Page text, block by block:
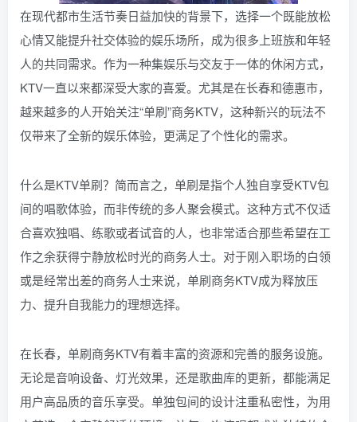
在现代都市生活节奏日益加快的背景下，选择一个既能放松
心情又能提升社交体验的娱乐场所，成为很多上班族和年轻
人的共同需求。作为一种集娱乐与交友于一体的休闲方式，
KTV一直以来都深受大家的喜爱。尤其是在长春和德惠市，
越来越多的人开始关注“单刷”商务KTV，这种新兴的玩法不
仅带来了全新的娱乐体验，更满足了个性化的需求。
什么是KTV单刷？简而言之，单刷是指个人独自享受KTV包
间的唱歌体验，而非传统的多人聚会模式。这种方式不仅适
合喜欢独唱、练歌或者试音的人，也非常适合那些希望在工
作之余获得宁静放松时光的商务人士。对于刚入职场的白领
或是经常出差的商务人士来说，单刷商务KTV成为释放压
力、提升自我能力的理想选择。
在长春，单刷商务KTV有着丰富的资源和完善的服务设施。
无论是音响设备、灯光效果，还是歌曲库的更新，都能满足
用户高品质的音乐享受。单独包间的设计注重私密性，为用